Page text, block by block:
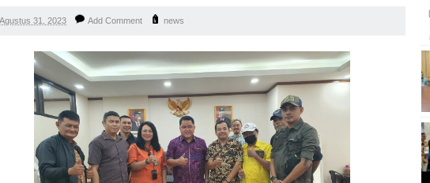
Agustus 31, 2023 Add Comment news